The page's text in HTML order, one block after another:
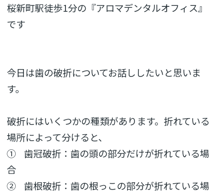
桜新町駅徒歩1分の『アロマデンタルオフィス』
です
今日は歯の破折についてお話ししたいと思いま
す。
破折にはいくつかの種類があります。折れている
場所によって分けると、
① 歯冠破折：歯の頭の部分だけが折れている場
合
② 歯根破折：歯の根っこの部分が折れている場